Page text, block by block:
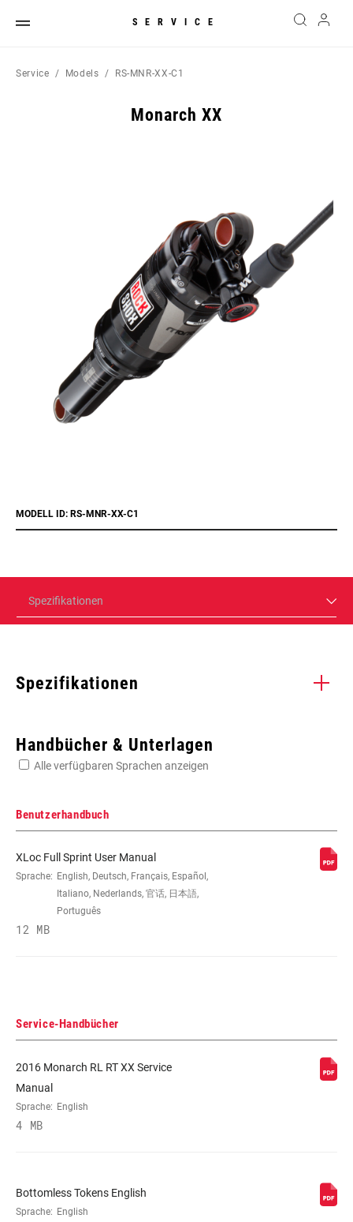
SERVICE
Service Models RS-MNR-XX-C1
Monarch XX
MODELL ID: RS-MNR-XX-C1
Spezifikationen
Spezifikationen
EYE TO EYE /
STROKE
152x31, 165x38, 184x44, 190x51,
200x51, 200x57, 216x63
ABSTIMMUNG
AUSSCHALT-
KRAFT
Handbücher & Unterlagen
Alle verfügbaren Sprachen anzeigen
Benutzerhandbuch
XLoc Full Sprint User Manual
Sprache: English, Deutsch, Français, Español,
Italiano, Nederlands, 官话, 日本語,
Português
12 MB
Service-Handbücher
2016 Monarch RL RT XX Service
Manual
Sprache: English
4 MB
Bottomless Tokens English
Sprache: English